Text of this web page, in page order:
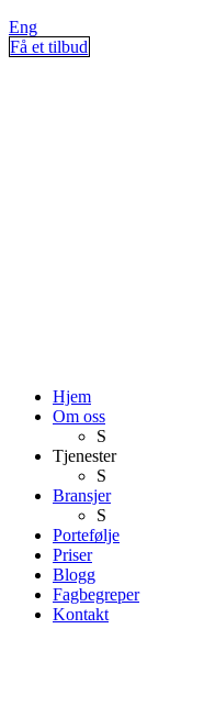
Eng
Få et tilbud
Hjem
Om oss
S
Tjenester
S
Bransjer
S
Portefølje
Priser
Blogg
Fagbegreper
Kontakt